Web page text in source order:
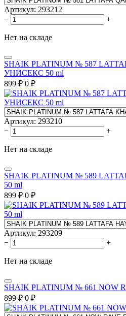
Артикул: 293212
−
+
Нет на складе
SHAIK PLATINUM № 587
УНИСЕКС 50 ml
899 ₽ 0 ₽
Артикул: 293210
−
+
Нет на складе
SHAIK PLATINUM № 589
50 ml
899 ₽ 0 ₽
Артикул: 293209
−
+
Нет на складе
SHAIK PLATINUM № 661 NOW
899 ₽ 0 ₽